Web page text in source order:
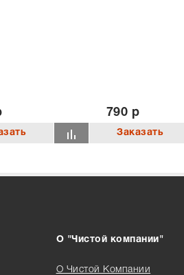
790 р
О "Чистой компании"
О Чистой Компании